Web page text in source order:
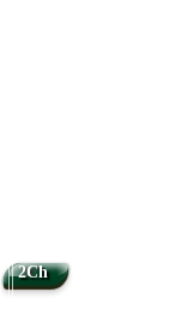
2Ch